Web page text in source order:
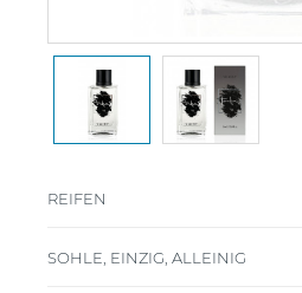
REIFEN
SOHLE, EINZIG, ALLEINIG